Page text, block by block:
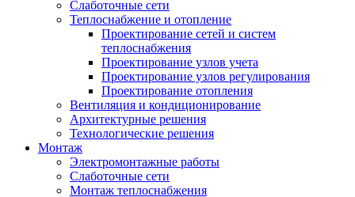
Слаботочные сети
Теплоснабжение и отопление
Проектирование сетей и систем
теплоснабжения
Проектирование узлов учета
Проектирование узлов регулирования
Проектирование отопления
Вентиляция и кондиционирование
Архитектурные решения
Технологические решения
Монтаж
Электромонтажные работы
Слаботочные сети
Монтаж теплоснабжения